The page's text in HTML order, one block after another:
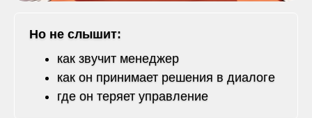
Но не слышит:
как звучит менеджер
как он принимает решения в диалоге
где он теряет управление